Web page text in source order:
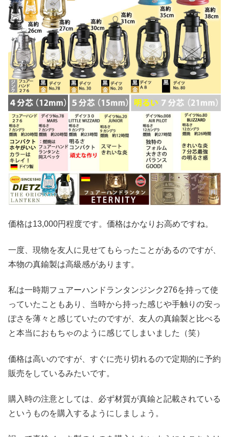
価格は13,000円程度です。価格はかなりお高めですね。
一度、現物を友人に見せてもらったことがあるのですが、
本物の真鍮製は高級感があります。
私は一時期フュアーハンドランタンジンク276を持って使
っていたこともあり、当時から持った感じや手触りの安っ
ぽさを薄々と感じていたのですが、友人の真鍮製と比べる
と本当におもちゃのように感じてしまいました（笑）
価格は高いのですが、すぐに売り切れるので定期的に予約
販売をしているみたいです。
購入時の注意としては、必ず材質が真鍮と記載されている
というものを購入するようにしましょう。